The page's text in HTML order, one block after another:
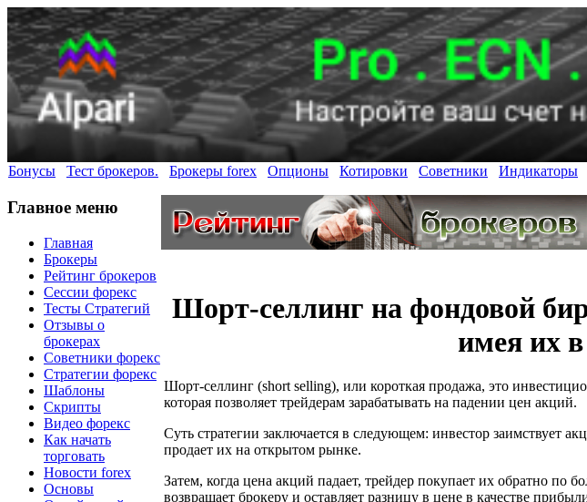
Бонусы Тест брокеров. Брокеры forex Опционы Котировки Советники Индикаторы
Главное меню
Главная
Брокеры
Рейтинг брокеров
Сессии форекс
Тесты Стратегий
Отзывы о
брокерах
Советники форекс
Стратегии форекс
Шаблоны
Скрипты
Видео форекс
Как начать
торговать
Новости forex
Основы
Шорт-селлинг на фондовой
имея их
Шорт-селлинг (short selling), или короткая продажа, это
которая позволяет трейдерам зарабатывать на падении цен акций.
Суть стратегии заключается в следующем: инвестор заимствует
продает их на открытом рынке.
Затем, когда цена акций падает, трейдер покупает их обратно по
возвращает брокеру и оставляет разницу в цене в качестве